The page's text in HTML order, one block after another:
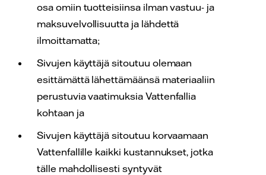
osa omiin tuotteisiinsa ilman vastuu- ja
maksuvelvollisuutta ja lähdettä
ilmoittamatta;
Sivujen käyttäjä sitoutuu olemaan
esittämättä lähettämäänsä materiaaliin
perustuvia vaatimuksia Vattenfallia
kohtaan ja
Sivujen käyttäjä sitoutuu korvaamaan
Vattenfallille kaikki kustannukset, jotka
tälle mahdollisesti syntyvät